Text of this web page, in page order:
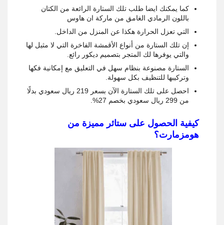
كما يمكنك ايضا طلب تلك الستارة الرائعة من الكتان
باللون الرمادي الغامق من ماركة ان هاوس
التي تعزل الحرارة هكذا عن المنزل من الداخل.
إن تلك الستارة من أنواع الأقمشة الفاخرة التي لا مثيل لها
والتي يوفرها لك المتجر بتصميم ديكور رائع.
الستارة مصنوعة بنظام سهل في التعليق مع إمكانية فكها
وتركيبها للتنظيف بكل سهولة.
احصل على تلك الستارة الآن بسعر 219 ريال سعودي بدلًا
من 299 ريال سعودي بخصم 27%.
كيفية الحصول على ستائر مميزة من
هومزمارت؟